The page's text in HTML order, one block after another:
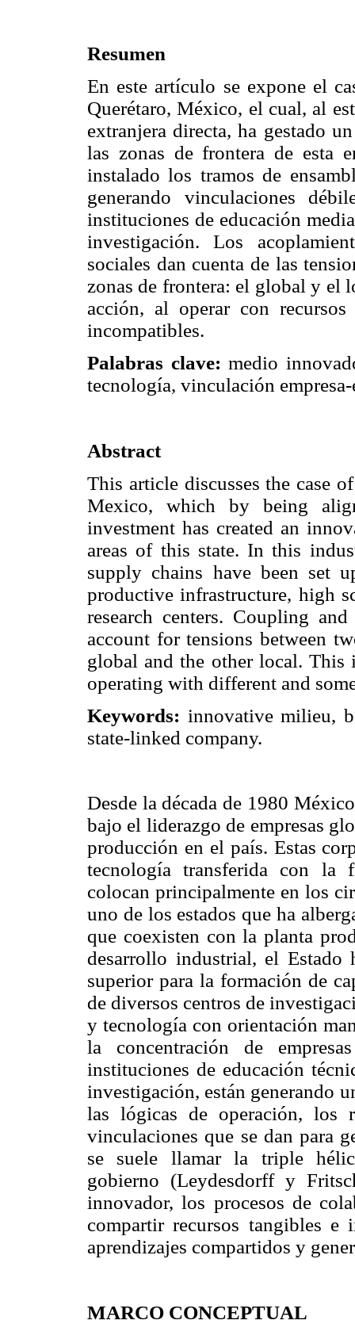
Resumen
En este artículo se expone el
Querétaro, México, el cual, al
extranjera directa, ha gestado
las zonas de frontera de esta
instalado los tramos de
generando vinculaciones
instituciones de educación
investigación. Los
sociales dan cuenta de las
zonas de frontera: el global y el
acción, al operar con
incompatibles.
Palabras clave: medio
tecnología, vinculación empresa-
Abstract
This article discusses the case
Mexico, which by being
investment has created an
areas of this state. In this
supply chains have been set
productive infrastructure, high
research centers. Coupling
account for tensions between
global and the other local. This
operating with different and
Keywords: innovative milieu,
state-linked company.
Desde la década de 1980
bajo el liderazgo de empresas
producción en el país. Estas
tecnología transferida con la
colocan principalmente en los
uno de los estados que ha
que coexisten con la planta
desarrollo industrial, el Estado
superior para la formación de
de diversos centros de
y tecnología con orientación
la concentración de
instituciones de educación
investigación, están generando
las lógicas de operación, los
vinculaciones que se dan para
se suele llamar la triple
gobierno (Leydesdorff y
innovador, los procesos de
compartir recursos tangibles
aprendizajes compartidos y
MARCO CONCEPTUAL